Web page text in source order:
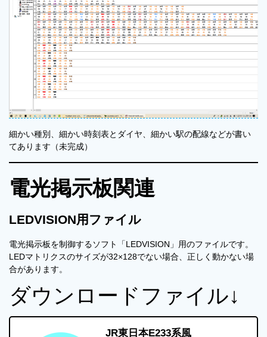
細かい種別、細かい時刻表とダイヤ、細かい駅の配線などが書い
てあります（未完成）
電光掲示板関連
LEDVISION用ファイル
電光掲示板を制御するソフト「LEDVISION」用のファイルです。
LEDマトリクスのサイズが32×128でない場合、正しく動かない場
合があります。
ダウンロードファイル↓
JR東日本E233系風